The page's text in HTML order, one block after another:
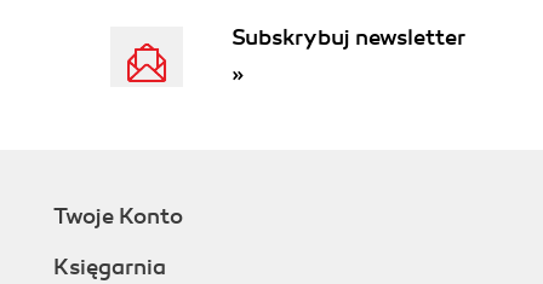
Subskrybuj newsletter
»
Twoje Konto
Księgarnia